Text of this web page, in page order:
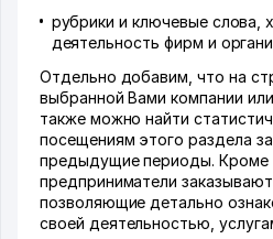
рубрики и ключевые слова,
деятельность фирм и
Отдельно добавим, что на
выбранной Вами компании
также можно найти
посещениям этого раздела
предыдущие периоды. Кроме
предприниматели
позволяющие детально
своей деятельностью,